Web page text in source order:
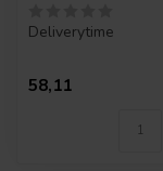
Deliverytime
58,11